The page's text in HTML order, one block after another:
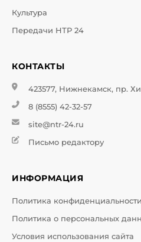
Культура
Передачи НТР 24
КОНТАКТЫ
423577, Нижнекамск, пр.
8 (8555) 42-32-57
site@ntr-24.ru
Письмо редактору
ИНФОРМАЦИЯ
Политика конфиденциальности
Политика о персональных
Условия использования сайта